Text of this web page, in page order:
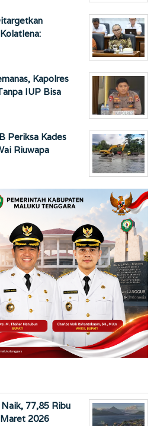
Kapolres
IUP Bisa
Periksa Kades
Riuwapa
77,85 Ribu
2026